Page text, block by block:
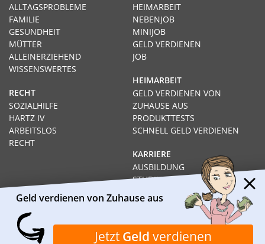
HEIMARBEIT
NEBENJOB
MINIJOB
GELD VERDIENEN
JOB
HEIMARBEIT
GELD VERDIENEN VON
ZUHAUSE AUS
PRODUKTTESTS
SCHNELL GELD VERDIENEN
KARRIERE
AUSBILDUNG
STUDIUM
GEHÄLTER
ALLTAGSPROBLEME
FAMILIE
GESUNDHEIT
MÜTTER
ALLEINERZIEHEND
WISSENSWERTES
RECHT
SOZIALHILFE
HARTZ IV
ARBEITSLOS
RECHT
Impressum Datenschutz Kontakt
Über Heimarbeit.de
Geld verdienen von Zuhause aus
Jetzt Geld verdienen